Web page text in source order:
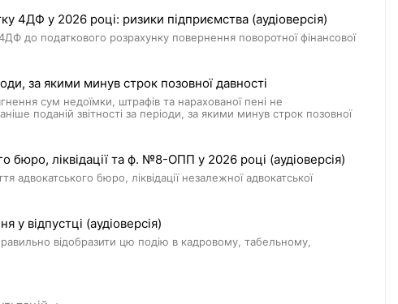
у 2026 році: ризики підприємства (аудіоверсія)
до податкового розрахунку повернення поворотної фінансової
за якими минув строк позовної давності
сум недоїмки, штрафів та нарахованої пені не
поданій звітності за періоди, за якими минув строк позовної
бюро, ліквідації та ф. №8-ОПП у 2026 році (аудіоверсія)
адвокатського бюро, ліквідації незалежної адвокатської
у відпустці (аудіоверсія)
відобразити цю подію в кадровому, табельному,